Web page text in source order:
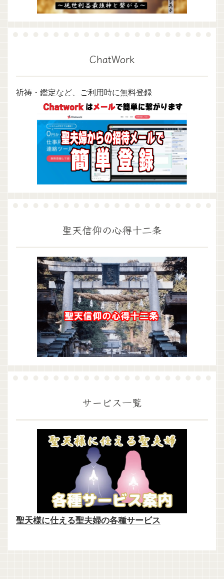
ChatWork
祈祷・鑑定など、ご利用時に無料登録
聖天信仰の心得十二条
サービス一覧
聖天様に仕える聖夫婦の各種サービス